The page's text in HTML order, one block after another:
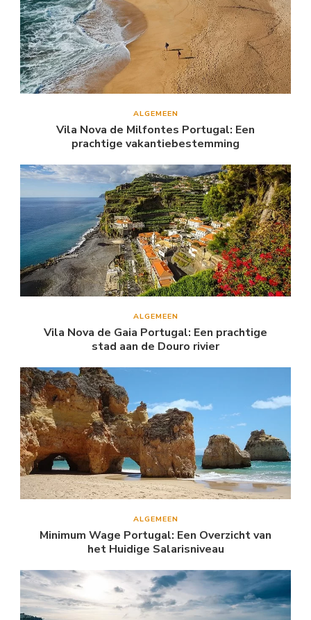
ALGEMEEN
Vila Nova de Milfontes Portugal: Een
prachtige vakantiebestemming
ALGEMEEN
Vila Nova de Gaia Portugal: Een prachtige
stad aan de Douro rivier
ALGEMEEN
Minimum Wage Portugal: Een Overzicht van
het Huidige Salarisniveau